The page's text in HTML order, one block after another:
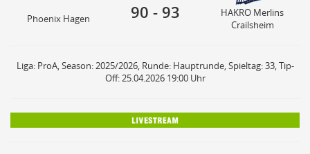
90 - 93
Phoenix Hagen
HAKRO Merlins
Crailsheim
Liga: ProA, Season: 2025/2026, Runde: Hauptrunde, Spieltag: 33, Tip-
Off: 25.04.2026 19:00 Uhr